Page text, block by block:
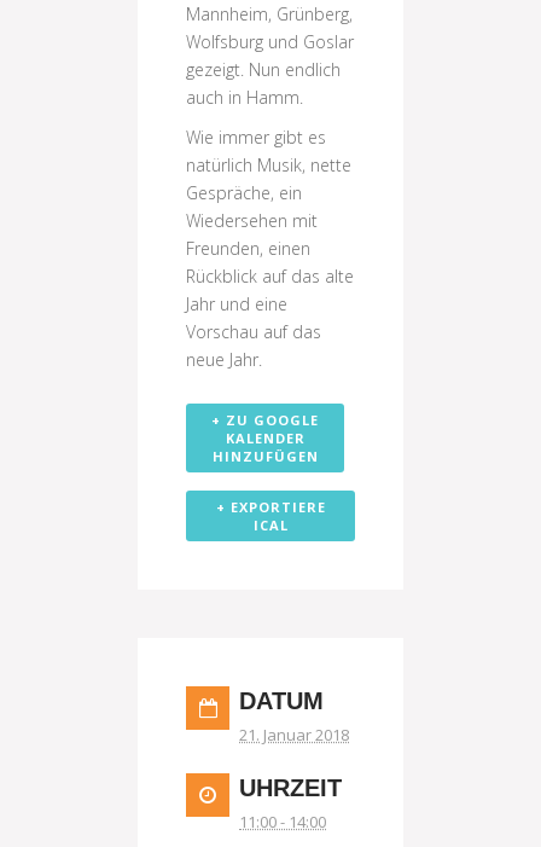
Mannheim, Grünberg,
Wolfsburg und Goslar
gezeigt. Nun endlich
auch in Hamm.
Wie immer gibt es
natürlich Musik, nette
Gespräche, ein
Wiedersehen mit
Freunden, einen
Rückblick auf das alte
Jahr und eine
Vorschau auf das
neue Jahr.
+ ZU GOOGLE
KALENDER
HINZUFÜGEN
+ EXPORTIERE
ICAL
DATUM
21. Januar 2018
UHRZEIT
11:00 - 14:00